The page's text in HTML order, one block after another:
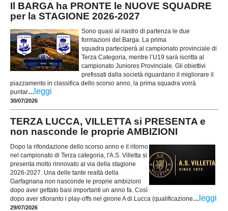
Il BARGA ha PRONTE le NUOVE SQUADRE
per la STAGIONE 2026-2027
Sono quasi al nastro di partenza le due
formazioni del Barga. La prima
squadra parteciperà al campionato provinciale di
Terza Categoria, mentre l’U19 sarà iscritta al
campionato Juniores Provinciale. Gli obiettivi
prefissati dalla società riguardano il migliorare il
piazzamento in classifica dello scorso anno, la prima squadra vorrà
puntar... leggi
30/07/2026
TERZA LUCCA, VILLETTA si PRESENTA e
non nasconde le proprie AMBIZIONI
Dopo la rifondazione dello scorso anno e il ritorno
nel campionato di Terza categoria, l'A.S. Villetta si
presenta molto rinnovato al via della stagione
2026-2027. Una delle tante realtà della
Garfagnana non nasconde le proprie ambizioni
dopo aver gettato basi importanti un anno fa. Così
dopo aver sfioranto i play-offs nel girone A di Lucca (qualificazione... leggi
29/07/2026